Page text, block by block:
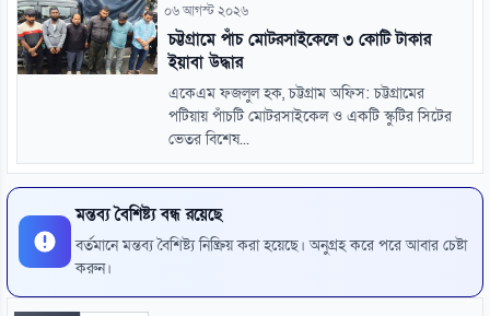
০৬ আগস্ট ২০২৬
চট্টগ্রামে পাঁচ মোটরসাইকেলে ৩ কোটি টাকার
ইয়াবা উদ্ধার
একেএম ফজলুল হক, চট্টগ্রাম অফিস: চট্টগ্রামের
পটিয়ায় পাঁচটি মোটরসাইকেল ও একটি স্কুটির সিটের
ভেতর বিশেষ...
মন্তব্য বৈশিষ্ট্য বন্ধ রয়েছে
বর্তমানে মন্তব্য বৈশিষ্ট্য নিষ্ক্রিয় করা হয়েছে। অনুগ্রহ করে পরে আবার চেষ্টা
করুন।